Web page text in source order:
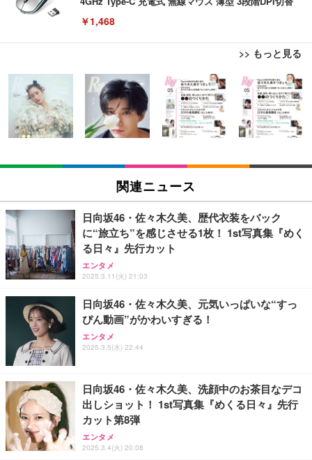
￥1,468
>> もっと見る
EIZO ビジネス向けプレミアムモニター | FlexScan
EV3240X-WT | 31.5型4K UHD・USB Type-C・ホワ
￥105,595
EIZO ビジネス向けプレミアムモニター | FlexScan
【純正品】27"ゲーミングモニター DualSense 充電
フック付き（CFI-ZDM1J）
￥49,979
【整備済み品】Dell E2724HS 27インチ 液晶モニタ
ー フルHD（1920×1080）VA 非光沢 HDMI/DisplayP
ort/VGA スピーカー内蔵 高さ調整 スイベル VESA対
【MiniLED/24.5inch/280Hz/FHD】GRAPHT THE S
HOOTER Gaming Monitor 24” Essential ゲーミン
グモニター QD 24.5インチ 1ms FHD 量子ドット 残
像低減 (3年保証 | 輝点保証 | 日本メーカー)
￥34,980
EIZO ビジネス向けプレミアムモニター | FlexScan
EV3240X-WT | 31.5型4K UHD・USB Type-C・ホワ
￥105,595
EIZO ビジネス向けプレミアムモニター | FlexScan
【純正品】27"ゲーミングモニター DualSense 充電
フック付き（CFI-ZDM1J）
￥49,979
【整備済み品】Dell E2724HS 27インチ 液晶モニタ
ー フルHD（1920×1080）VA 非光沢 HDMI/DisplayP
ort/VGA スピーカー内蔵 高さ調整 スイベル VESA対
【MiniLED/24.5inch/280Hz/FHD】GRAPHT THE S
HOOTER Gaming Monitor 24” Essential ゲーミン
グモニター QD 24.5インチ 1ms FHD 量子ドット 残
像低減 (3年保証 | 輝点保証 | 日本メーカー)
￥34,980
エレコム 充電器 Type-C USB-C 20W USB PD対応
ケーブル一体型 1.5m PSE認証品 GaN採用 折りたた
み式プラグ しろちゃん 【 iPhone16 15 等対応】 E
C-AC6920WF
￥1,090
モバイルバッテリー 大容量 30000mAh 【22.5W/20
ッテリー 5台同時充電 Type-C出力 スマホ 充電器 LC
D残量表示 LEDライト付き ストラップ付き 持ち運び
携帯充電器 停電対策 アウトドア/旅行/出張/防災/緊
急用 iOS/Android各種他対応 機内持込可 (高級白い)
エレコム 充電器 Type-C USB-C 20W USB PD対応 1
ポート PSE認証品 GaN採用 折りたたみ式プラグ ホ
ワイト 【 iPhone16 15 等対応】 EC-AC6820WH
エレコム 充電器 40W 2ポート Type-C USB PD対応
PPS対応 GaN II採用 折りたたみ式プラグ ホワイト
EC-AC10640WH
エレコム 65W 充電器 Type-C コンセント 急速 PD対
応 スイング式プラグ採用 PSE技術基準適合 ブラッ
ク EC-AC12465BK
￥2,190
関連ニュース
日向坂46・佐々木久美、歴代衣装をバック
に“旅立ち”を感じさせる1枚！ 1st写真集『めく
る日々』先行カット
エンタメ
2025.3.11(火) 21:03
日向坂46・佐々木久美、元気いっぱいな“すっ
ぴん動画”がかわいすぎる！
エンタメ
2025.3.5(水) 22:44
日向坂46・佐々木久美、洗顔中のお茶目なデコ
出しショット！ 1st写真集『めくる日々』先行
カット第8弾
エンタメ
2025.3.4(火) 20:08